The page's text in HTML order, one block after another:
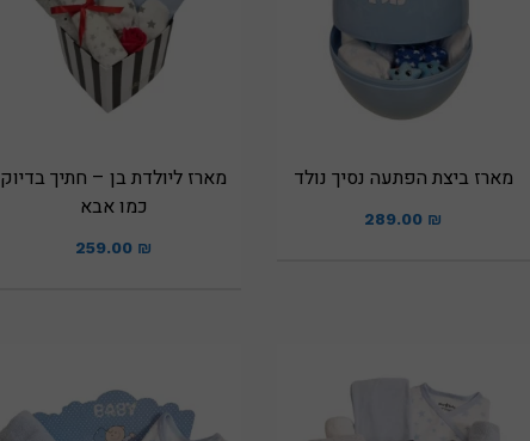
מארז ביצת הפתעה נסיך נולד
289.00 ₪
מארז ליולדת בן – חתיך בדיוק
כמו אבא
259.00 ₪